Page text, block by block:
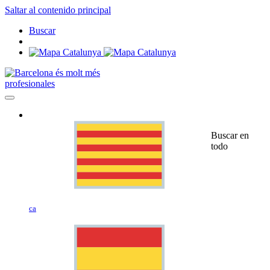
Saltar al contenido principal
Buscar
profesionales
ca
Buscar en
todo